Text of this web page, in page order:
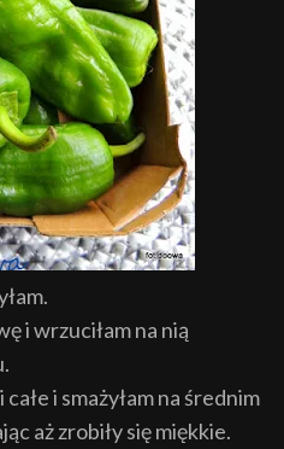
i wrzuciłam na nią
i smażyłam na średnim
aż zrobiły się miękkie.